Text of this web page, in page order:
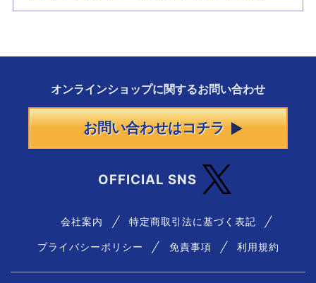
オンラインショップに関するお問い合わせ
お問い合わせはコチラ
OFFICIAL SNS
会社案内 特定商取引法に基づく表記
プライバシーポリシー 免責事項 利用規約